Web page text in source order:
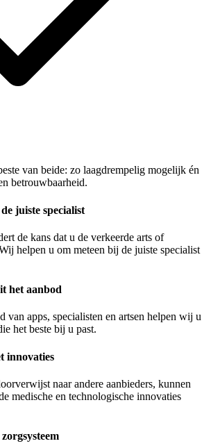
van beide: zo laagdrempelig mogelijk én
betrouwbaarheid.
juiste specialist
de kans dat u de verkeerde arts of
helpen u om meteen bij de juiste specialist
het aanbod
van apps, specialisten en artsen helpen wij u
het beste bij u past.
innovaties
naar andere aanbieders, kunnen
medische en technologische innovaties